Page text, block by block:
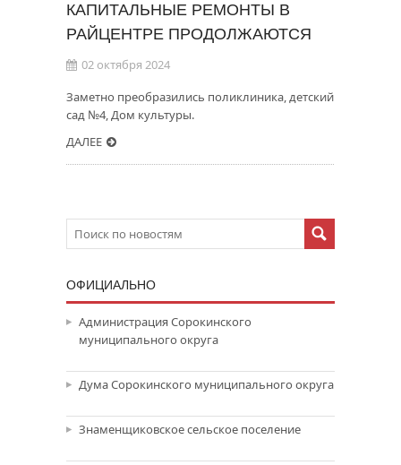
КАПИТАЛЬНЫЕ РЕМОНТЫ В
РАЙЦЕНТРЕ ПРОДОЛЖАЮТСЯ
02 октября 2024
Заметно преобразились поликлиника, детский
сад №4, Дом культуры.
ДАЛЕЕ
ОФИЦИАЛЬНО
Администрация Сорокинского
муниципального округа
Дума Сорокинского муниципального округа
Знаменщиковское сельское поселение